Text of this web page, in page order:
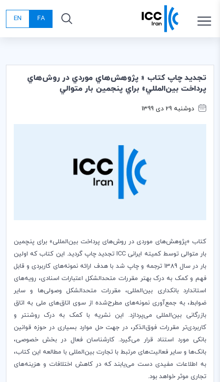
FA
EN
تجديد چاپ كتاب « پژوهش‌هاي موردي در روش‌هاي
پرداخت بين‌المللي» براي پنجمين بار متوالي
دوشنبه 29 دی 1399
کتاب «پژوهش‌های موردی در روش‌های پرداخت بین‌المللی» برای پنچمین
بار متوالی توسط کمیته ایرانی ICCتجدید چاپ گردید. این کتاب که اولین
بار در سال 1389 ترجمه و چاپ شد با هدف ارائه نمونه‌های کاربردی و قابل
فهم و کمک به درک بهتر مقررات متحدالشکل اعتبارات اسنادی، رویه‌های
استاندارد بانکداری بین‌المللی، مقررات متحدالشکل وصولی‌ها و سایر
ضوابط، به جمع‌آوری نمونه‌های مطرح‌شده از سوی اتاق‌های ملی به اتاق
بازرگانی بین‌المللی می‌پردازد. این نشریه با کمک به درک روشنتر و
کاربرد‌ی‌تر مقررات فوق‌الذکر، در جهت حل موارد بسیاری در حوزه قوانین
بانکی مورد استناد قرار می‌گیرد. کارشناسان فعال در بخش خصوصی،
بانک‌ها و سایر فعالیت‌های مرتبط با تجارت بین‌المللی با مطالعه این کتاب،
به اطلاعات مفیدی دست می‌یابند که در کاهش اختلافات و هزینه‌های
تجاری موثر خواهد بود.